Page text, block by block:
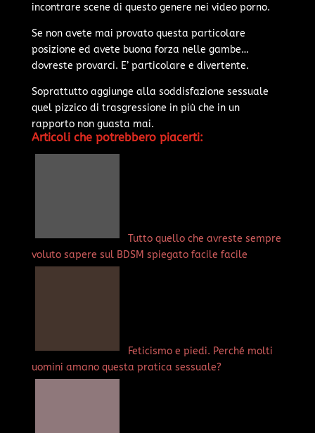
incontrare scene di questo genere nei video porno.
Se non avete mai provato questa particolare
posizione ed avete buona forza nelle gambe…
dovreste provarci. E’ particolare e divertente.
Soprattutto aggiunge alla soddisfazione sessuale
quel pizzico di trasgressione in più che in un
rapporto non guasta mai.
Articoli che potrebbero piacerti:
Tutto quello che avreste sempre
voluto sapere sul BDSM spiegato facile facile
Feticismo e piedi. Perché molti
uomini amano questa pratica sessuale?